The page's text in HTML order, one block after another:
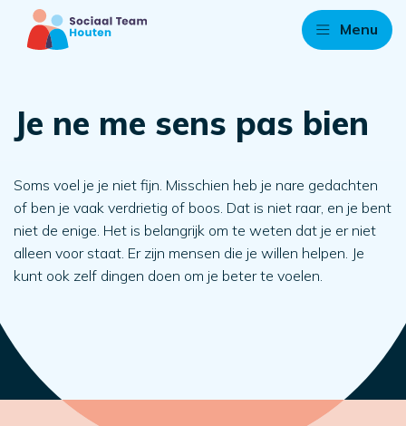
Menu
Je ne me sens pas bien
Soms voel je je niet fijn. Misschien heb je nare gedachten
of ben je vaak verdrietig of boos. Dat is niet raar, en je bent
niet de enige. Het is belangrijk om te weten dat je er niet
alleen voor staat. Er zijn mensen die je willen helpen. Je
kunt ook zelf dingen doen om je beter te voelen.